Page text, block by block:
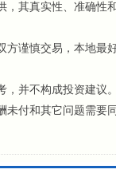
其真实性、准确性
谨慎交易，本地最
，并不构成投资建议
和其它问题需要